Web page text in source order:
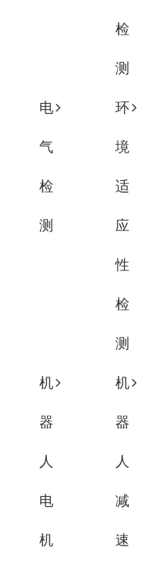
检
测
电
气
检
测
环
境
适
应
性
检
测
机
器
人
电
机
机
器
人
减
速